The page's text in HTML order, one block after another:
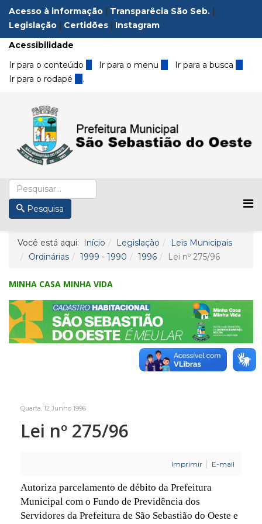
Acesso à informação | Transparêcia São Seb. |
Legislação | Certidões | Instagram
Acessibilidade
Ir para o conteúdo 1 Ir para o menu 2 Ir para a busca3
Ir para o rodapé 4 .
Pesquisa
Você está aqui: Início Legislação
Leis Municipais
Ordinárias
1999 - 1990 1996 Lei nº 275/96
MINHA CASA MINHA VIDA
Quarta, 12 Junho 1996
Lei nº 275/96
Imprimir E-mail
Autoriza parcelamento de débito da Prefeitura
Municipal com o Fundo de Previdência dos
Servidores da Prefeitura de São Sebastião do Oeste e